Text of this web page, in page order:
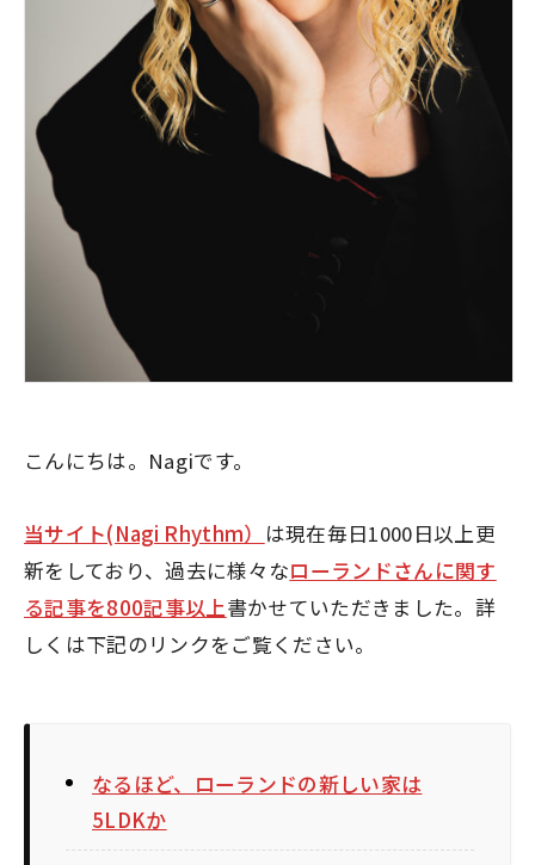
こんにちは。Nagiです。
当サイト(Nagi Rhythm） は現在毎日1000日以上更
新をしており、過去に様々なローランドさんに関す
る記事を800記事以上書かせていただきました。詳
しくは下記のリンクをご覧ください。
なるほど、ローランドの新しい家は
5LDKか